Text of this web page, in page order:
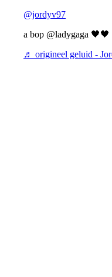
@jordyv97
a bop @ladygaga 🖤🖤
♬ origineel geluid -